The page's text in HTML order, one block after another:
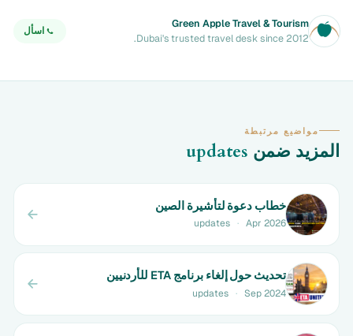
Green Apple Travel & Tourism
Dubai's trusted travel desk since 2012.
اسأل
مواضيع مرتبطة
المزيد ضمن updates
خطاب دعوة لتأشيرة الصين
updates · Apr 2026
تحديث حول إلغاء برنامج ETA للأردنيين
updates · Sep 2024